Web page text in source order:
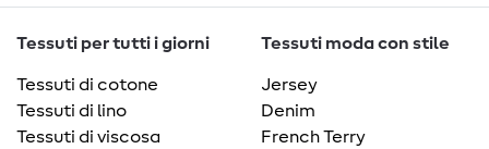
Tessuti per tutti i giorni
Tessuti di cotone
Tessuti di lino
Tessuti di viscosa
Tessuti moda con stile
Jersey
Denim
French Terry